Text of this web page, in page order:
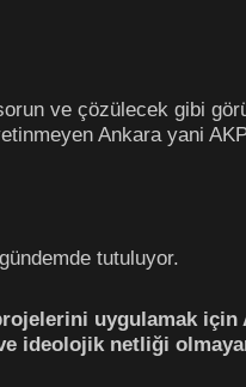
sorun ve çözülecek gibi
Ankara yani
tutuluyor.
uygulamak
ideolojik netliği